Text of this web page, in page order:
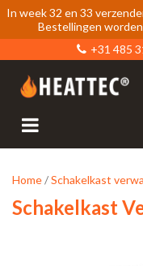
In week 32 en 33
Bestellingen
+31 485
Home/Schakelkast
Schakelkast